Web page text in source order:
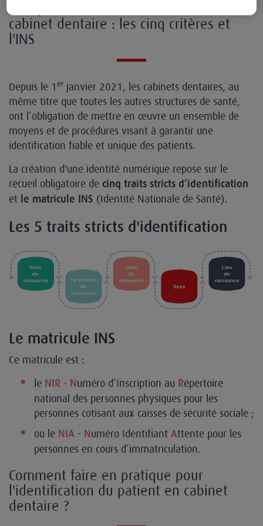
cabinet dentaire : les cinq critères et
l'INS
Depuis le 1 er janvier 2021, les cabinets dentaires, au
même titre que toutes les autres structures de santé,
ont l’obligation de mettre en œuvre un ensemble de
moyens et de procédures visant à garantir une
identification fiable et unique des patients.
La création d'une identité numérique repose sur le
recueil obligatoire de cinq traits stricts d’identification
et le matricule INS (Identité Nationale de Santé).
Les 5 traits stricts d'identification
Le matricule INS
Ce matricule est :
le NIR - N uméro d’ nscription au Répertoire
national des personnes physiques pour les
personnes cotisant aux caisses de sécurité sociale ;
ou le NIA - N uméro dentifiant Attente pour les
personnes en cours d’immatriculation.
Comment faire en pratique pour
l'identification du patient en cabinet
dentaire ?